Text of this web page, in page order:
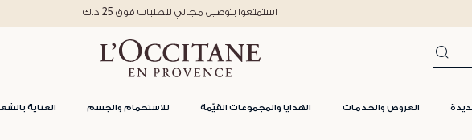
العروض والخدمات الهدايا والمجموعات القيّمة للاستحمام والجسم العناية
استمتعوا بتوصيل مجاني للطلبات فوق 25 د.ك